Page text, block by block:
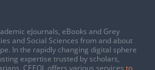
eJournals, eBooks and Grey
and Social Sciences from and about
In the rapidly changing digital sphere
expertise trusted by scholars,